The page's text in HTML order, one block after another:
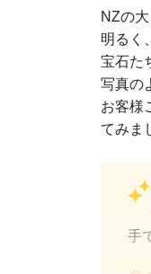
NZの
明るく
宝石た
写真の
お客様
てみま
手